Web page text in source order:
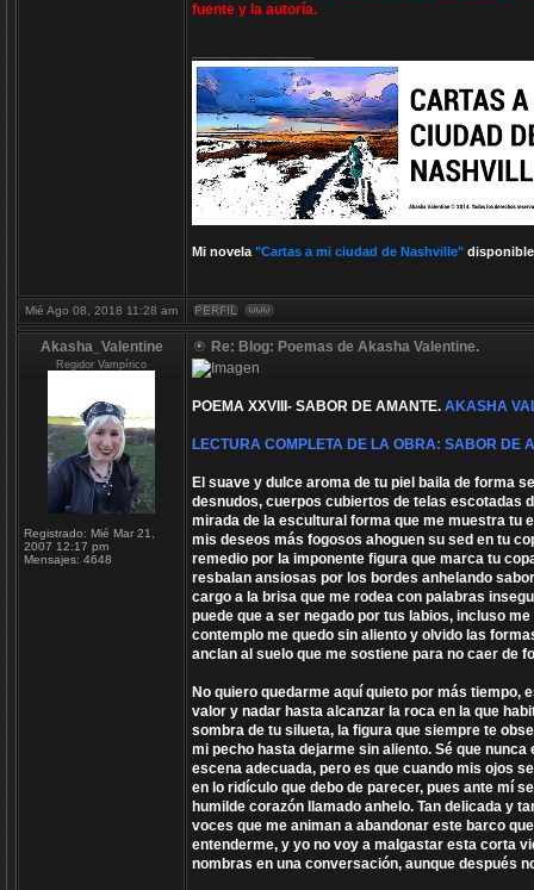
fuente y la autoría.
Mi novela "Cartas a mi ciudad de Nashville" disponible
Mié Ago 08, 2018 11:28 am
Akasha_Valentine
Regidor Vampírico
Registrado: Mié Mar 21,
2007 12:17 pm
Mensajes: 4648
Re: Blog: Poemas de Akasha Valentine.
POEMA XXVIII- SABOR DE AMANTE. AKASHA
LECTURA COMPLETA DE LA OBRA: SABOR DE
El suave y dulce aroma de tu piel baila de forma
desnudos, cuerpos cubiertos de telas escotadas
mirada de la escultural forma que me muestra tu
mis deseos más fogosos ahoguen su sed en tu
remedio por la imponente figura que marca tu
resbalan ansiosas por los bordes anhelando
cargo a la brisa que me rodea con palabras
puede que a ser negado por tus labios, incluso
contemplo me quedo sin aliento y olvido las
anclan al suelo que me sostiene para no caer de
No quiero quedarme aquí quieto por más tiempo,
valor y nadar hasta alcanzar la roca en la que
sombra de tu silueta, la figura que siempre te
mi pecho hasta dejarme sin aliento. Sé que
escena adecuada, pero es que cuando mis ojos
en lo ridículo que debo de parecer, pues ante mí
humilde corazón llamado anhelo. Tan delicada y
voces que me animan a abandonar este barco
entenderme, y yo no voy a malgastar esta corta
nombras en una conversación, aunque después